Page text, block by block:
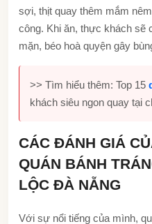
sợi, thịt quay thêm mắm
công. Khi ăn, thực khách sẽ
mặn, béo hoà quyện gây
>> Tìm hiểu thêm: Top 15
khách siêu ngon quay tại
CÁC ĐÁNH GIÁ
QUÁN BÁNH
LỘC ĐÀ NẴNG
Với sự nổi tiếng của mình,